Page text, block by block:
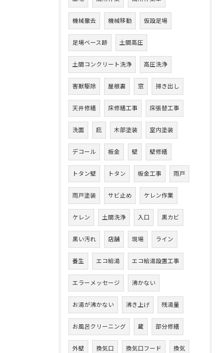
機械撤去 機械移動 仮設足場
足場ベース跡 土間高圧
土間コンクリート洗浄 高圧洗浄
害獣駆除 屋根裏 窓 掃き出し
天井修繕 床修繕工事 床張替工事
洗面 庇 木部塗装 室内塗装
デコール 板金 壁 壁修繕
トタン壁 トタン 板金工事 雨戸
雨戸塗装 サビ止め ケレン作業
ケレン 土間洗浄 入口 黒カビ
黒い汚れ 店舗 現場 ライン
養生 エコ給湯 エコ給湯設置工事
エラーメッセージ 沸かない
お湯が沸かない 沸き上げ 残湯量
お風呂クリーニング 蔵 部分修繕
外壁 換気口 換気口フード 換気